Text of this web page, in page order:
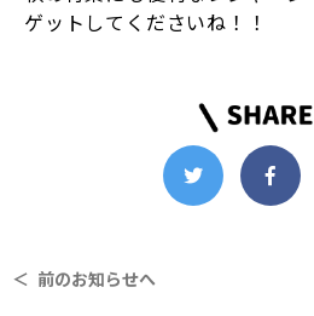
ゲットしてくださいね！！
＜ 前のお知らせへ